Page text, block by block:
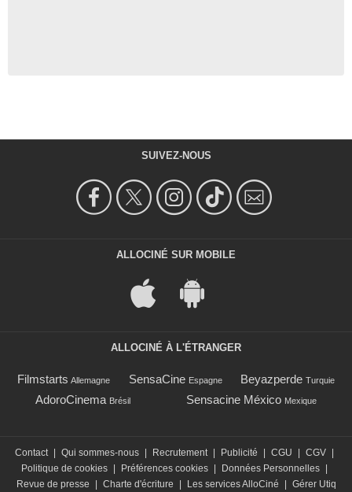
SUIVEZ-NOUS
ALLOCINÉ SUR MOBILE
ALLOCINÉ À L'ÉTRANGER
Filmstarts Allemagne SensaCine Espagne Beyazperde Turquie
AdoroCinema Brésil Sensacine México Mexique
Contact Qui sommes-nous Recrutement Publicité CGU CGV
Politique de cookies
Préférences cookies Données Personnelles
Revue de presse
Charte d'écriture Les services AlloCiné Gérer Utiq